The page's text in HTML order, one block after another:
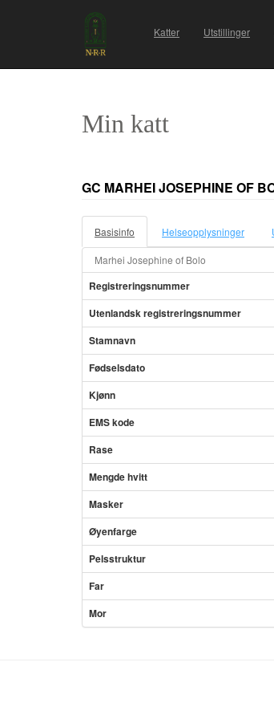
Katter Utstillinger
Min katt
GC MARHEI JOSEPHINE OF
Basisinfo Helseopplysninger
Marhei Josephine of Bolo
Registreringsnummer
Utenlandsk registreringsnummer
Stamnavn
Fødselsdato
Kjønn
EMS kode
Rase
Mengde hvitt
Masker
Øyenfarge
Pelsstruktur
Far
Mor